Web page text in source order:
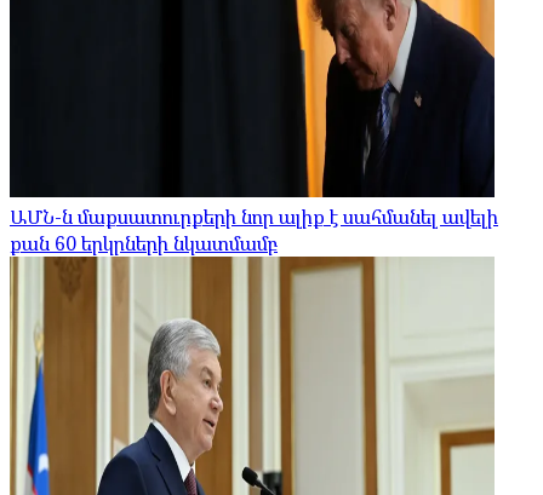
ԱՄՆ-ն մաքսատուրքերի նոր ալիք է սահմանել ավելի
քան 60 երկրների նկատմամբ